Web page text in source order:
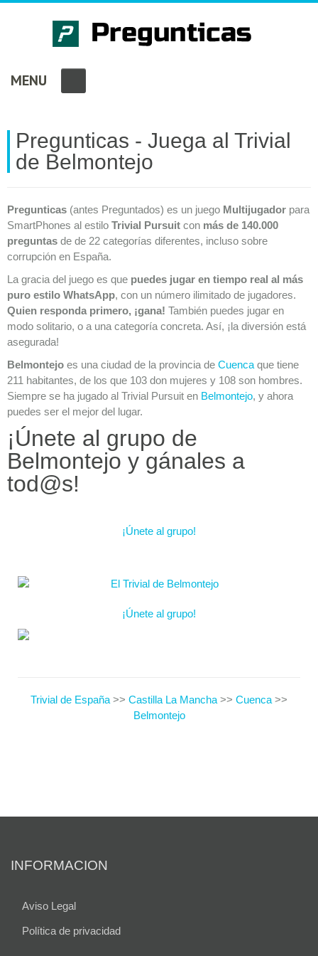
MENU
Pregunticas - Juega al Trivial
de Belmontejo
Pregunticas (antes Preguntados) es un juego Multijugador para
SmartPhones al estilo Trivial Pursuit con más de 140.000
preguntas de de 22 categorías diferentes, incluso sobre
corrupción en España.
La gracia del juego es que puedes jugar en tiempo real al más
puro estilo WhatsApp, con un número ilimitado de jugadores.
Quien responda primero, ¡gana! También puedes jugar en
modo solitario, o a una categoría concreta. Así, ¡la diversión está
asegurada!
Belmontejo es una ciudad de la provincia de Cuenca que tiene
211 habitantes, de los que 103 don mujeres y 108 son hombres.
Siempre se ha jugado al Trivial Pursuit en Belmontejo, y ahora
puedes ser el mejor del lugar.
¡Únete al grupo de
Belmontejo y gánales a
tod@s!
¡Únete al grupo!
¡Únete al grupo!
Trivial de España >> Castilla La Mancha >> Cuenca >>
Belmontejo
INFORMACION
Aviso Legal
Política de privacidad